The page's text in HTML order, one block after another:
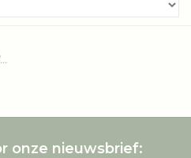
onze nieuwsbrief: